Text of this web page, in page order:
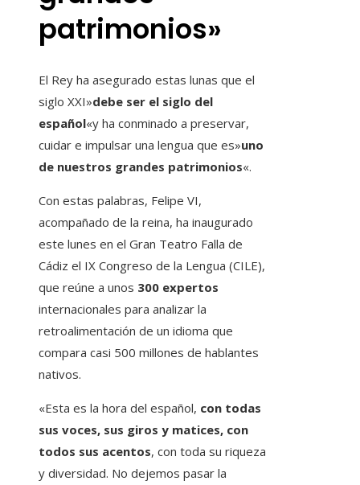
patrimonios»
El Rey ha asegurado estas lunas que el
siglo XXI»debe ser el siglo del
español«y ha conminado a preservar,
cuidar e impulsar una lengua que es»uno
de nuestros grandes patrimonios«.
Con estas palabras, Felipe VI,
acompañado de la reina, ha inaugurado
este lunes en el Gran Teatro Falla de
Cádiz el IX Congreso de la Lengua (CILE),
que reúne a unos 300 expertos
internacionales para analizar la
retroalimentación de un idioma que
compara casi 500 millones de hablantes
nativos.
«Esta es la hora del español, con todas
sus voces, sus giros y matices, con
todos sus acentos, con toda su riqueza
y diversidad. No dejemos pasar la